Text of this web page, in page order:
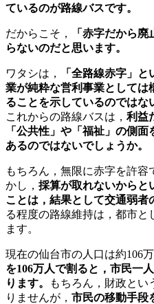
ているのが路線バスです。
だからこそ，
「赤字だから
らないのだと思います。
ワタシは，
「全路線赤字」
業が純粋な営利事業としては
ることを示しているのではな
これからの路線バスは， 利益
「公共性」や「福祉」の側
あるのではないでしょうか。
もちろん，無限に赤字を許
かし， 採算が取れないからと
ことは，結果として交通弱者
る程度の路線維持は，都市
ます。
現在の仙台市の人口は約106
を106万人で割ると，市民一
ります。
もちろん，財政とい
りませんが， 市民の移動手段